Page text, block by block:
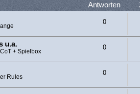
Antworten
0
u.a.
+ Spielbox
0
Rules
0